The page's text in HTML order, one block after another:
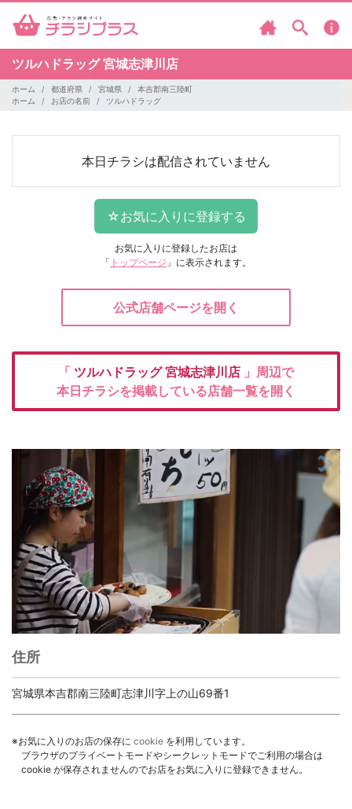
ツルハドラッグ宮城志津川店
ホーム 都道府県 宮城県
本吉郡南三陸町
ホーム
お店の名前 ツルハドラッグ
本日チラシは配信されていません
お気に入りに登録したお店は
「 トップページ 」に表示されます。
公式店舗ページを開く
「 ツルハドラッグ宮城志津川店 」周辺で
本日チラシを掲載している店舗一覧を開く
住所
宮城県本吉郡南三陸町志津川字上の山69番1
※お気に入りのお店の保存に cookie を利用しています。
ブラウザのプライベートモードやシークレットモードでご利用の場合は
cookie が保存されませんのでお店をお気に入りに登録できません。